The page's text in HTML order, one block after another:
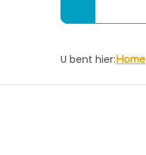
U bent hier:Home